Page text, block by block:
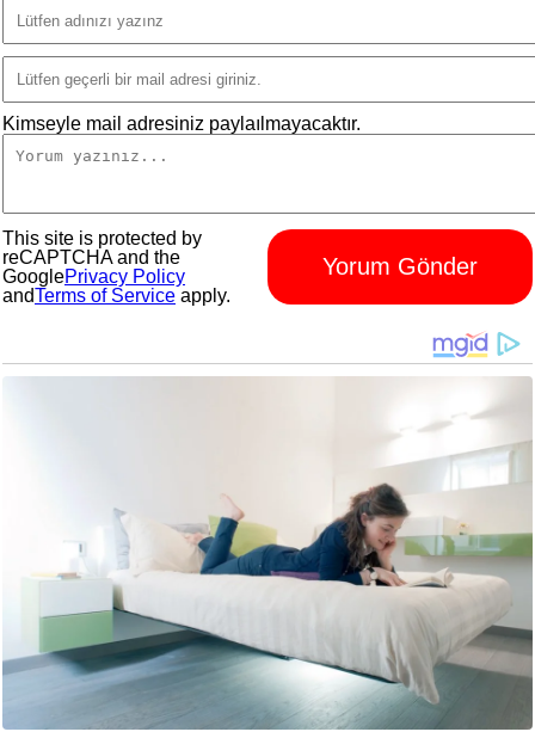
Kimseyle mail adresiniz paylaılmayacaktır.
Yorum Gönder
This site is protected by
reCAPTCHA and the
GooglePrivacy Policy
andTerms of Service apply.